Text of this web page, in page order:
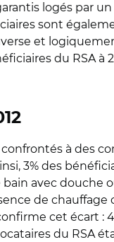
logés par
sont
et
du RSA à
à des
3% des
avec douche
de
cet écart :
du RSA